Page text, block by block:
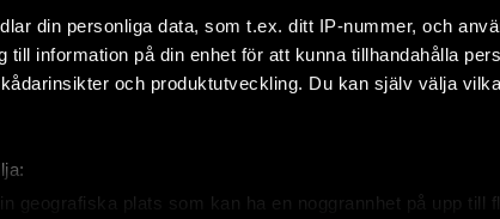
din personliga data, som t.ex. ditt IP-nummer, och
till information på din enhet för att kunna tillhandahålla
och produktutveckling. Du kan själv välja
geografiska plats som kan ha en noggrannhet på upp till